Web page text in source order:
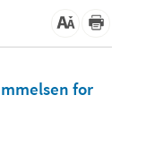
for